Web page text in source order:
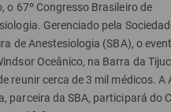
o 67º Congresso Brasileiro de
Gerenciado pela
de Anestesiologia (SBA), o
Oceânico, na Barra da
reunir cerca de 3 mil médicos. A
parceira da SBA, participará do